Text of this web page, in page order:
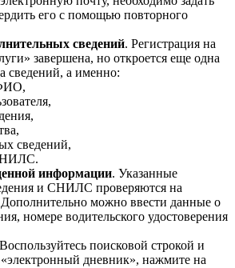
его с помощью повторного
сведений. Регистрация на
завершена, но откроется еще одна
сведений, а именно:
сведений,
информации. Указанные
и СНИЛС проверяются на
Дополнительно можно ввести данные о
номере водительского удостоверения
поисковой строкой и
«электронный дневник», нажмите на